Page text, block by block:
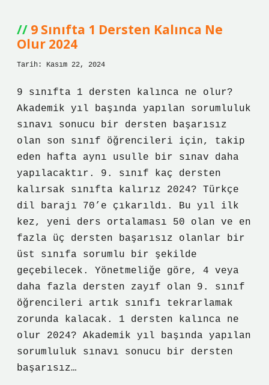
9 Sınıfta 1 Dersten Kalınca Ne
Olur 2024
Tarih: Kasım 22, 2024
9 sınıfta 1 dersten kalınca ne olur?
Akademik yıl başında yapılan sorumluluk
sınavı sonucu bir dersten başarısız
olan son sınıf öğrencileri için, takip
eden hafta aynı usulle bir sınav daha
yapılacaktır. 9. sınıf kaç dersten
kalırsak sınıfta kalırız 2024? Türkçe
dil barajı 70’e çıkarıldı. Bu yıl ilk
kez, yeni ders ortalaması 50 olan ve en
fazla üç dersten başarısız olanlar bir
üst sınıfa sorumlu bir şekilde
geçebilecek. Yönetmeliğe göre, 4 veya
daha fazla dersten zayıf olan 9. sınıf
öğrencileri artık sınıfı tekrarlamak
zorunda kalacak. 1 dersten kalınca ne
olur 2024? Akademik yıl başında yapılan
sorumluluk sınavı sonucu bir dersten
başarısız…